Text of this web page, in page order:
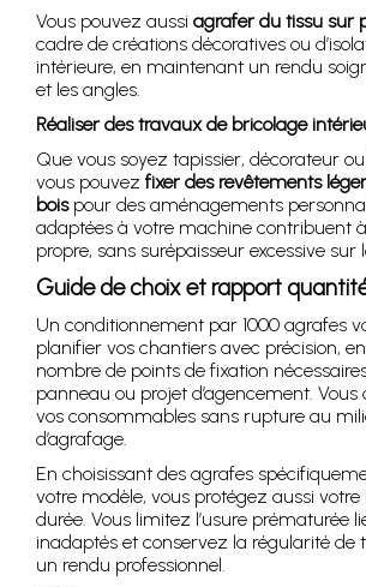
Vous pouvez aussi agrafer du tissu sur
cadre de créations décoratives ou
intérieure, en maintenant un rendu
et les angles.
Réaliser des travaux de bricolage
Que vous soyez tapissier, décorateur
vous pouvez fixer des revêtements
boispour des aménagements
adaptées à votre machine contribuent
propre, sans surépaisseur excessive sur
Guide de choix et rapport
Un conditionnement par 1000 agrafes
planifier vos chantiers avec précision,
nombre de points de fixation
panneau ou projet d’agencement.
vos consommables sans rupture au
d’agrafage.
En choisissant des agrafes
votre modèle, vous protégez aussi
durée. Vous limitez l’usure prématurée
inadaptés et conservez la régularité de
un rendu professionnel.